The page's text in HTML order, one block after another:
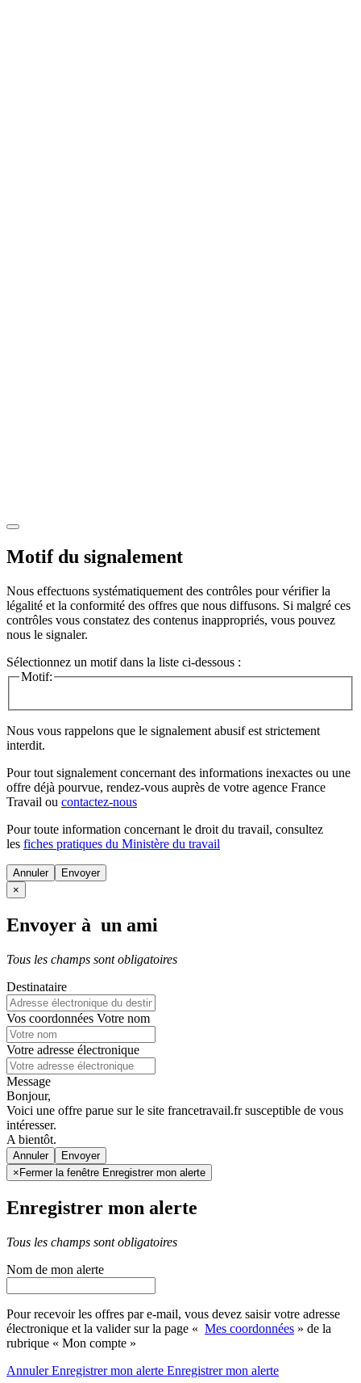
Motif du signalement
Nous effectuons systématiquement des contrôles pour vérifier la
légalité et la conformité des offres que nous diffusons. Si malgré ces
contrôles vous constatez des contenus inappropriés, vous pouvez
nous le signaler.
Sélectionnez un motif dans la liste ci-dessous :
Motif:
Nous vous rappelons que le signalement abusif est strictement
interdit.
Pour tout signalement concernant des informations inexactes ou une
offre déjà pourvue, rendez-vous auprès de votre agence France
Travail ou contactez-nous
Pour toute information concernant le droit du travail, consultez
les fiches pratiques du Ministère du travail
Annuler
×
Envoyer à un ami
Tous les champs sont obligatoires
Destinataire
Vos coordonnées Votre nom
Votre adresse électronique
Message
Bonjour,
Voici une offre parue sur le site francetravail.fr susceptible de vous
intéresser.
A bientôt.
Annuler
× Fermer la fenêtre Enregistrer mon alerte
Enregistrer mon alerte
Tous les champs sont obligatoires
Nom de mon alerte
Pour recevoir les offres par e-mail, vous devez saisir votre adresse
électronique et la valider sur la page « Mes coordonnées » de la
rubrique « Mon compte »
AnnulerEnregistrer mon alerte Enregistrermon alerte